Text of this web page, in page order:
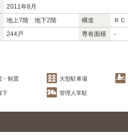
2011年8月
地上7階 地下2階 構造
ＲＣ
244戸 専有面積 -
・制震 大型駐車場
下 管理人常駐